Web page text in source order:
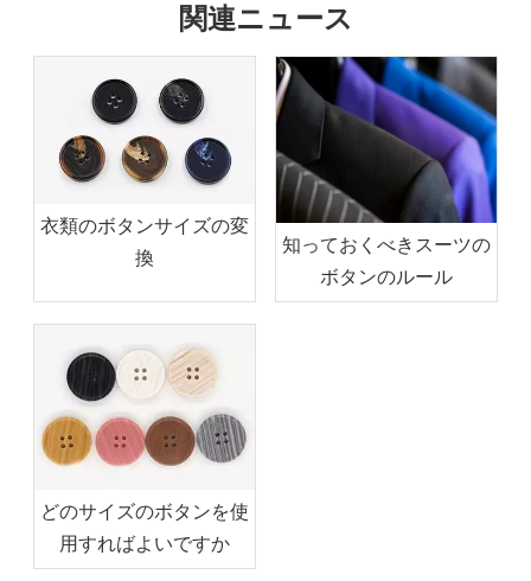
関連ニュース
衣類のボタンサイズの変
換
知っておくべきスーツの
ボタンのルール
どのサイズのボタンを使
用すればよいですか